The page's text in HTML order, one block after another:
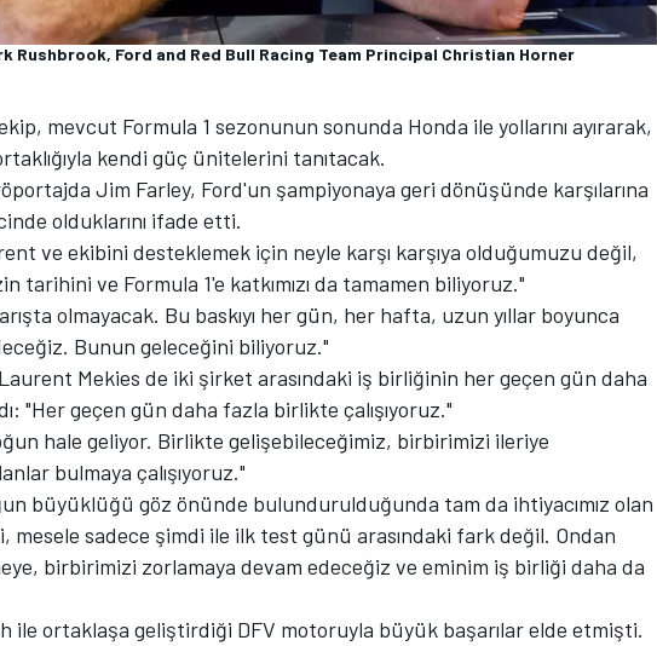
Rushbrook, Ford and Red Bull Racing Team Principal Christian Horner
mevcut Formula 1 sezonunun sonunda Honda ile yollarını ayırarak,
kendi güç ünitelerini tanıtacak.
Jim Farley, Ford'un şampiyonaya geri dönüşünde karşılarına
olduklarını ifade etti.
ve ekibini desteklemek için neyle karşı karşıya olduğumuzu değil,
tarihini ve Formula 1'e katkımızı da tamamen biliyoruz."
olmayacak. Bu baskıyı her gün, her hafta, uzun yıllar boyunca
Bunun geleceğini biliyoruz."
Mekies de iki şirket arasındaki iş birliğinin her geçen gün daha
"Her geçen gün daha fazla birlikte çalışıyoruz."
hale geliyor. Birlikte gelişebileceğimiz, birbirimizi ileriye
bulmaya çalışıyoruz."
büyüklüğü göz önünde bulundurulduğunda tam da ihtiyacımız olan
mesele sadece şimdi ile ilk test günü arasındaki fark değil. Ondan
birbirimizi zorlamaya devam edeceğiz ve eminim iş birliği daha da
ile ortaklaşa geliştirdiği DFV motoruyla büyük başarılar elde etmişti.